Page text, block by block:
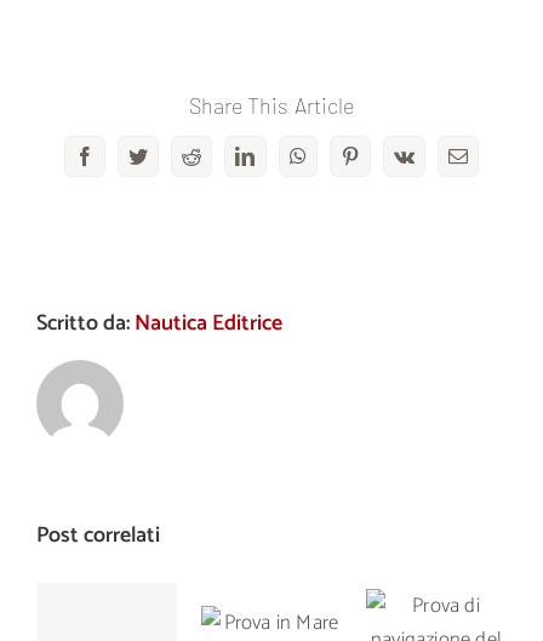
Share This Article
FacebookTwitterRedditLinkedInWhatsAppPinterestVk Email
Scritto da:Nautica Editrice
Post correlati